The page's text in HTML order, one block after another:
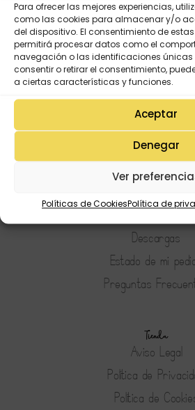
Para ofrecer las mejores experiencias,
como las cookies para almacenar y/o
del dispositivo. El consentimiento de
permitirá procesar datos como el
navegación o las identificaciones únicas
consentir o retirar el consentimiento,
a ciertas características y funciones.
Aceptar
Denegar
Ver
Políticas de CookiesPolítica de
Mi Cuenta
Mi Perfil
Descargas
Estado de mi
Preguntas
Tienda
Aviso Legal
Política de
Política de